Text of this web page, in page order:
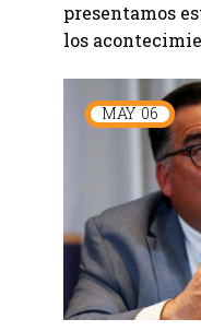
presentamos
los
MAY 06